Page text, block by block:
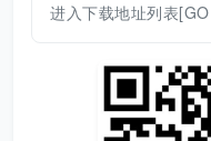
进入下载地址列表